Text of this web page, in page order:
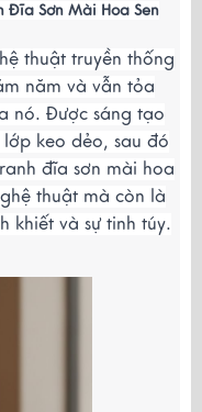
Đĩa Sơn Mài Hoa Sen
thuật truyền thống
năm và vẫn tỏa
nó. Được sáng tạo
keo dẻo, sau đó
đĩa sơn mài hoa
thuật mà còn là
khiết và sự tinh túy.